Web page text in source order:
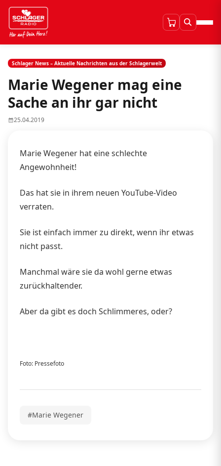
Schlager News – Aktuelle Nachrichten aus der Schlagerwelt
Marie Wegener mag eine
Sache an ihr gar nicht
25.04.2019
Marie Wegener hat eine schlechte
Angewohnheit!
Das hat sie in ihrem neuen YouTube-Video
verraten.
Sie ist einfach immer zu direkt, wenn ihr etwas
nicht passt.
Manchmal wäre sie da wohl gerne etwas
zurückhaltender.
Aber da gibt es doch Schlimmeres, oder?
Foto: Pressefoto
#Marie Wegener